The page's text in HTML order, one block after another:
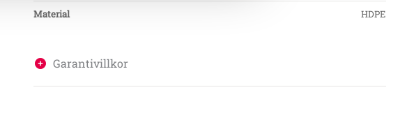
Material HDPE
Garantivillkor